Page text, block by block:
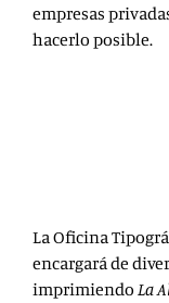
empresas
hacerlo posible.
La Oficina
encargará de
imprimiendo La